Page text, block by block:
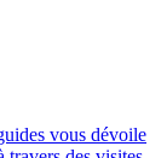
vous dévoile